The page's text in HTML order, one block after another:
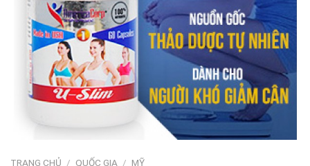
TRANG CHỦ / QUỐC GIA / MỸ